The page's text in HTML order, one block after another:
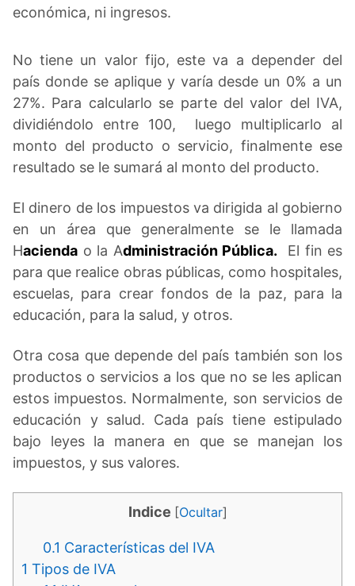
económica, ni ingresos.
No tiene un valor fijo, este va a depender del
país donde se aplique y varía desde un 0% a un
27%. Para calcularlo se parte del valor del IVA,
dividiéndolo entre 100, luego multiplicarlo al
monto del producto o servicio, finalmente ese
resultado se le sumará al monto del producto.
El dinero de los impuestos va dirigida al gobierno
en un área que generalmente se le llamada
Hacienda o la Administración Pública. El fin es
para que realice obras públicas, como hospitales,
escuelas, para crear fondos de la paz, para la
educación, para la salud, y otros.
Otra cosa que depende del país también son los
productos o servicios a los que no se les aplican
estos impuestos. Normalmente, son servicios de
educación y salud. Cada país tiene estipulado
bajo leyes la manera en que se manejan los
impuestos, y sus valores.
Indice [Ocultar]
0.1 Características del IVA
1 Tipos de IVA